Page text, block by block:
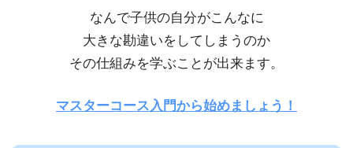
なんで子供の自分がこんなに
大きな勘違いをしてしまうのか
その仕組みを学ぶことが出来ます。
マスターコース入門から始めましょう！